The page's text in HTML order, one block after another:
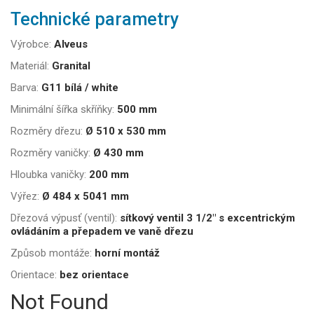
Technické parametry
Výrobce: Alveus
Materiál: Granital
Barva: G11 bílá / white
Minimální šířka skříňky: 500 mm
Rozměry dřezu: Ø 510 x 530 mm
Rozměry vaničky: Ø 430 mm
Hloubka vaničky: 200 mm
Výřez: Ø 484 x 5041 mm
Dřezová výpusť (ventil): sítkový ventil 3 1/2" s excentrickým
ovládáním a přepadem ve vaně dřezu
Způsob montáže: horní montáž
Orientace: bez orientace
Not Found